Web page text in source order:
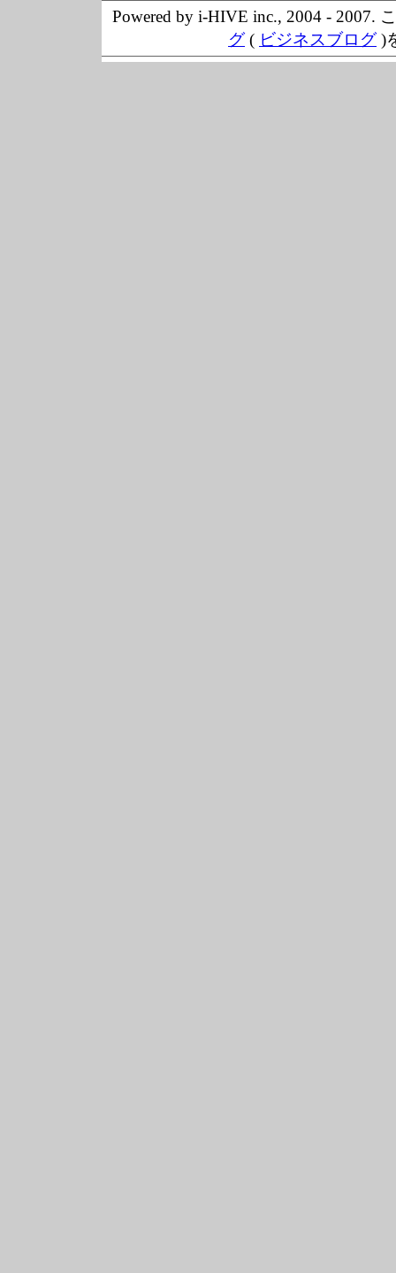
Powered by i-HIVE inc., 2004 - 2007.
グ( ビジネスブログ)